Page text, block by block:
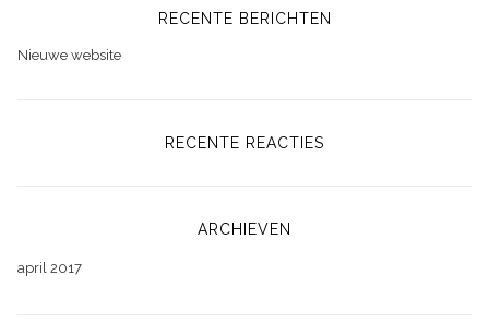
RECENTE BERICHTEN
Nieuwe website
RECENTE REACTIES
ARCHIEVEN
april 2017